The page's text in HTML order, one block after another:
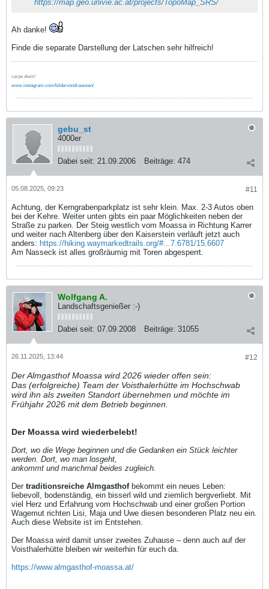
https://map.geo.univie.ac.at/projects/TopoMap_SRS/
Ah danke!
Finde die separate Darstellung der Latschen sehr hilfreich!
carpe diem!
www.instagram.com/bildervondraussen/
gebu_st
4000er
Dabei seit: 21.09.2006 Beiträge: 474
#11
05.08.2025, 09:23
Achtung, der Kerngrabenparkplatz ist sehr klein. Max. 2-3 Autos oben
bei der Kehre. Weiter unten gibts ein paar Möglichkeiten neben der
Straße zu parken. Der Steig westlich vom Moassa in Richtung Karrer
und weiter nach Altenberg über den Kaiserstein verläuft jetzt auch
anders: https://hiking.waymarkedtrails.org/#...7.6781/15.6607
Am Nasseck ist alles großräumig mit Toren abgesperrt.
Wolfgang A.
Landschaftsgenießer :-)
Dabei seit: 07.09.2008 Beiträge: 31055
#12
26.11.2025, 13:44
Der Almgasthof Moassa wird 2026 wieder offen sein:
Das (erfolgreiche) Team der Voisthalerhütte im Hochschwab
wird ihn als zweiten Standort übernehmen und möchte im
Frühjahr 2026 mit dem Betrieb beginnen.
Der Moassa wird wiederbelebt!
Dort, wo die Wege beginnen und die Gedanken ein Stück leichter
werden. Dort, wo man losgeht,
ankommt und manchmal beides zugleich.
Der traditionsreiche Almgasthof bekommt ein neues Leben:
liebevoll, bodenständig, ein bisserl wild und ziemlich bergverliebt. Mit
viel Herz und Erfahrung vom Hochschwab und einer großen Portion
Wagemut richten Lisi, Maja und Uwe diesen besonderen Platz neu ein.
Auch diese Website ist im Entstehen.
Der Moassa wird damit unser zweites Zuhause – denn auch auf der
Voisthalerhütte bleiben wir weiterhin für euch da.
https://www.almgasthof-moassa.at/